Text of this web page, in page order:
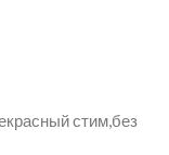
стим,без